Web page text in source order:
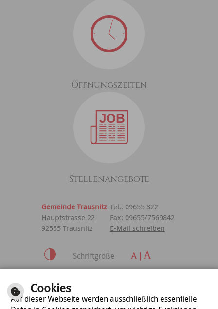
Öffnungszeiten
Stellenangebote
Gemeinde Trausnitz Tel.: 09655 322
Hauptstrasse 22
Fax: 09655/7569842
92555 Trausnitz
E-Mail schreiben
Schriftgröße
Datenschutzerklärung
Cookies
Auf dieser Webseite werden ausschließlich essentielle